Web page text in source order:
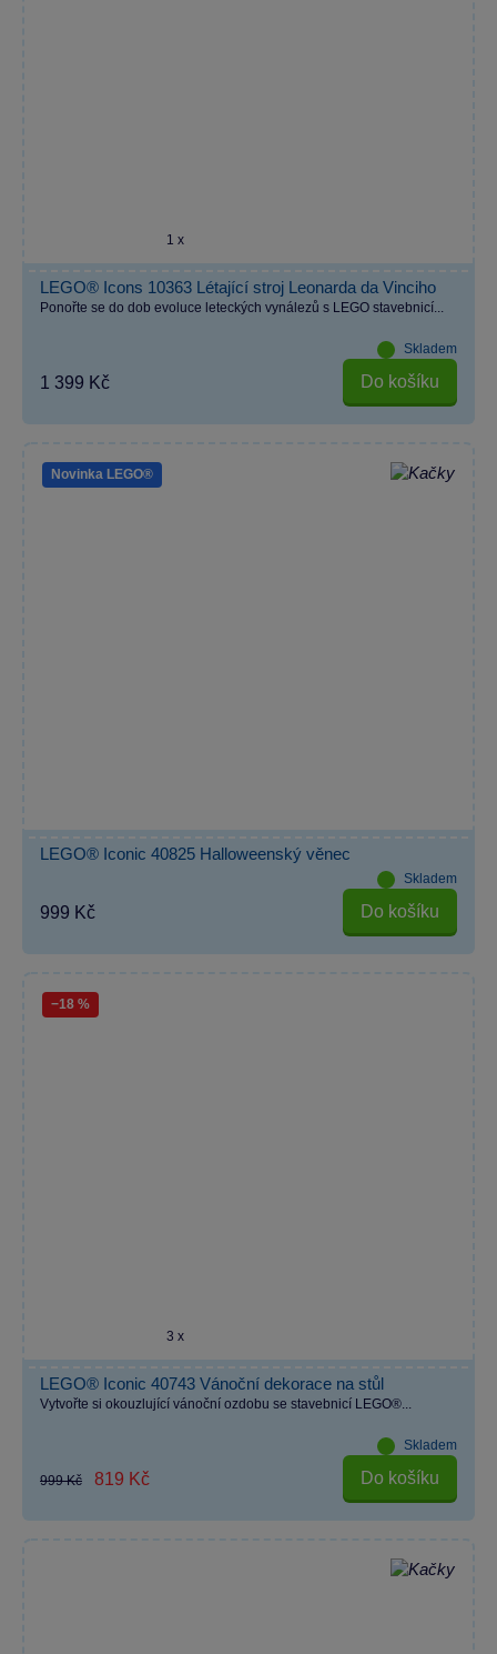
1 x
LEGO® Icons 10363 Létající stroj Leonarda da Vinciho
Ponořte se do dob evoluce leteckých vynálezů s LEGO stavebnicí...
Skladem
1 399 Kč Do košíku
Novinka LEGO®
LEGO® Iconic 40825 Halloweenský věnec
Skladem
999 Kč Do košíku
−18 %
3 x
LEGO® Iconic 40743 Vánoční dekorace na stůl
Vytvořte si okouzlující vánoční ozdobu se stavebnicí LEGO®...
Skladem
999 Kč 819 Kč Do košíku